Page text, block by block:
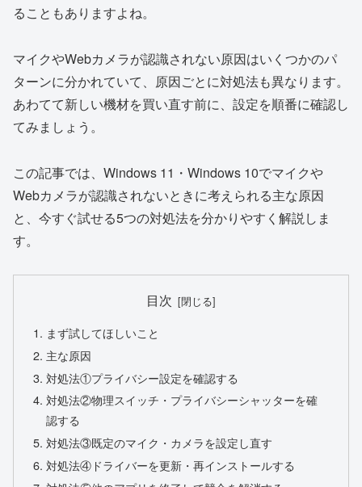
ることもありますよね。
マイクやWebカメラが認識されない原因はいくつかのパ
ターンに分かれていて、原因ごとに対処法も異なります。
あわてて新しい機材を買い直す前に、設定を順番に確認し
てみましょう。
この記事では、Windows 11・Windows 10でマイクや
Webカメラが認識されないときに考えられる主な原因
と、今すぐ試せる5つの対処法を分かりやすく解説しま
す。
目次
まず試してほしいこと
主な原因
対処法①プライバシー設定を確認する
対処法②物理スイッチ・プライバシーシャッターを確
認する
対処法③既定のマイク・カメラを設定し直す
対処法④ドライバーを更新・再インストールする